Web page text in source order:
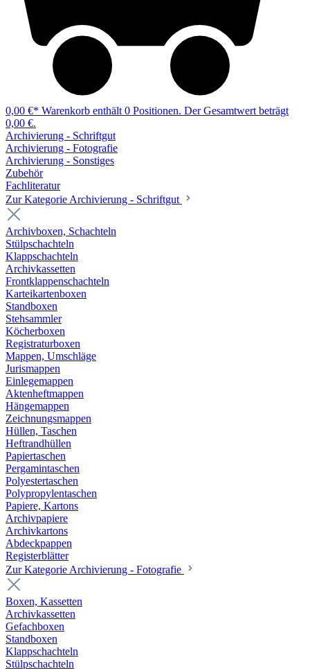
0,00 €* Warenkorb enthält 0 Positionen. Der Gesamtwert beträgt
0,00 €.
Archivierung - Schriftgut
Archivierung - Fotografie
Archivierung - Sonstiges
Zubehör
Fachliteratur
Zur Kategorie Archivierung - Schriftgut
Archivboxen, Schachteln
Stülpschachteln
Klappschachteln
Archivkassetten
Frontklappenschachteln
Karteikartenboxen
Standboxen
Stehsammler
Köcherboxen
Registraturboxen
Mappen, Umschläge
Jurismappen
Einlegemappen
Aktenheftmappen
Hängemappen
Zeichnungsmappen
Hüllen, Taschen
Heftrandhüllen
Papiertaschen
Pergamintaschen
Polyestertaschen
Polypropylentaschen
Papiere, Kartons
Archivpapiere
Archivkartons
Abdeckpappen
Registerblätter
Zur Kategorie Archivierung - Fotografie
Boxen, Kassetten
Archivkassetten
Gefachboxen
Standboxen
Klappschachteln
Stülpschachteln